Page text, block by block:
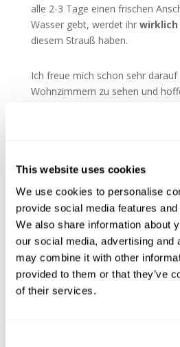
This website uses cookies
We use cookies to personalise
provide social media features
We also share information about
our social media, advertising and
may combine it with other
provided to them or that they’ve
of their services.
alle 2-3 Tage einen frischen
Wasser gebt, werdet ihr wirklich
diesem Strauß haben.
Ich freue mich schon sehr
Wohnzimmern zu sehen und
Habt es fein und kommt gut
Eure Maria
Winterzauber : Mein